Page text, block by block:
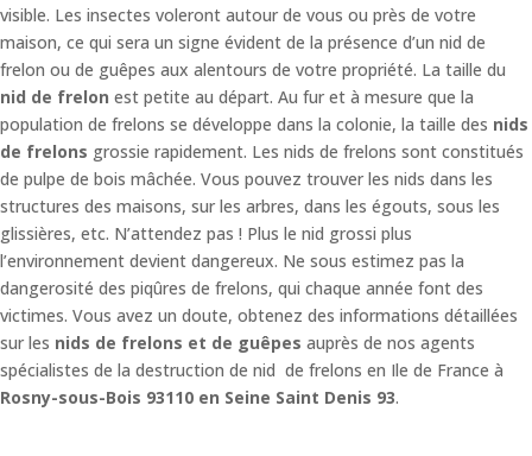
visible. Les insectes voleront autour de vous ou près de votre
maison, ce qui sera un signe évident de la présence d’un nid de
frelon ou de guêpes aux alentours de votre propriété. La taille du
nid de frelon est petite au départ. Au fur et à mesure que la
population de frelons se développe dans la colonie, la taille des nids
de frelons grossie rapidement. Les nids de frelons sont constitués
de pulpe de bois mâchée. Vous pouvez trouver les nids dans les
structures des maisons, sur les arbres, dans les égouts, sous les
glissières, etc. N’attendez pas ! Plus le nid grossi plus
l’environnement devient dangereux. Ne sous estimez pas la
dangerosité des piqûres de frelons, qui chaque année font des
victimes. Vous avez un doute, obtenez des informations détaillées
sur les nids de frelons et de guêpes auprès de nos agents
spécialistes de la destruction de nid de frelons en Ile de France à
Rosny-sous-Bois 93110 en Seine Saint Denis 93.